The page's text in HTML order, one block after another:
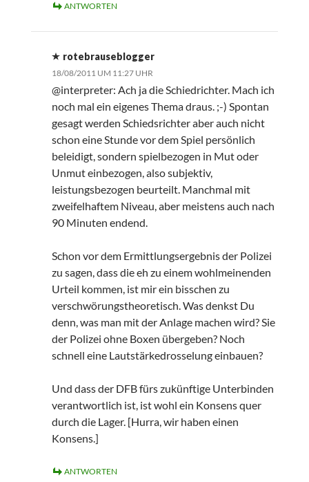
ANTWORTEN
rotebrauseblogger
18/08/2011 UM 11:27 UHR
@interpreter: Ach ja die Schiedrichter. Mach ich
noch mal ein eigenes Thema draus. ;-) Spontan
gesagt werden Schiedsrichter aber auch nicht
schon eine Stunde vor dem Spiel persönlich
beleidigt, sondern spielbezogen in Mut oder
Unmut einbezogen, also subjektiv,
leistungsbezogen beurteilt. Manchmal mit
zweifelhaftem Niveau, aber meistens auch nach
90 Minuten endend.
Schon vor dem Ermittlungsergebnis der Polizei
zu sagen, dass die eh zu einem wohlmeinenden
Urteil kommen, ist mir ein bisschen zu
verschwörungstheoretisch. Was denkst Du
denn, was man mit der Anlage machen wird? Sie
der Polizei ohne Boxen übergeben? Noch
schnell eine Lautstärkedrosselung einbauen?
Und dass der DFB fürs zukünftige Unterbinden
verantwortlich ist, ist wohl ein Konsens quer
durch die Lager. [Hurra, wir haben einen
Konsens.]
ANTWORTEN